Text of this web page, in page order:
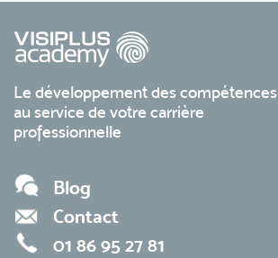
Le développement des compétences
au service de votre carrière
professionnelle
Blog
Contact
01 86 95 27 81